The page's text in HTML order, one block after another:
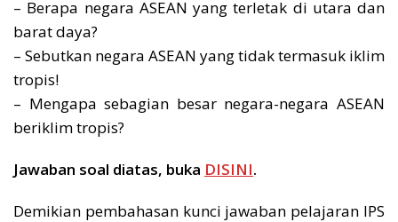
– Berapa negara ASEAN yang terletak di utara dan
barat daya?
– Sebutkan negara ASEAN yang tidak termasuk iklim
tropis!
– Mengapa sebagian besar negara-negara ASEAN
beriklim tropis?
Jawaban soal diatas, buka DISINI.
Demikian pembahasan kunci jawaban pelajaran IPS